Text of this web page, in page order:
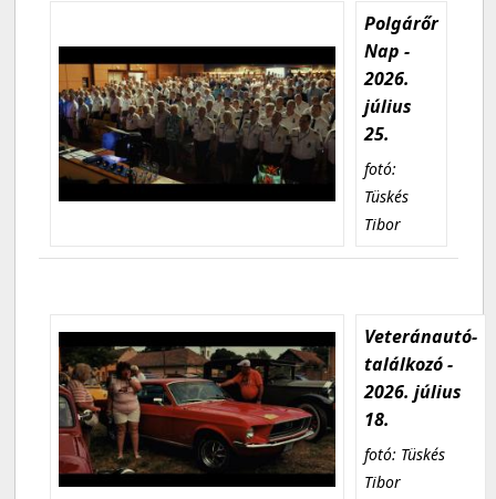
Polgárőr
Nap -
2026.
július
25.
fotó:
Tüskés
Tibor
Veteránautó-
találkozó -
2026. július
18.
fotó: Tüskés
Tibor